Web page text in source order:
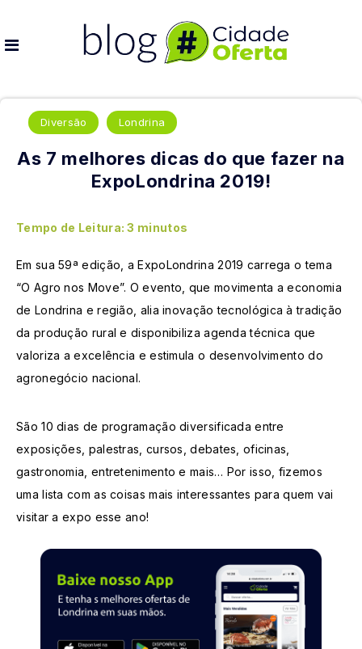
Diversão Londrina
As 7 melhores dicas do que fazer na
ExpoLondrina 2019!
Tempo de Leitura: 3 minutos
Em sua 59ª edição, a ExpoLondrina 2019 carrega o tema
“O Agro nos Move”. O evento, que movimenta a economia
de Londrina e região, alia inovação tecnológica à tradição
da produção rural e disponibiliza agenda técnica que
valoriza a excelência e estimula o desenvolvimento do
agronegócio nacional.
São 10 dias de programação diversificada entre
exposições, palestras, cursos, debates, oficinas,
gastronomia, entretenimento e mais… Por isso, fizemos
uma lista com as coisas mais interessantes para quem vai
visitar a expo esse ano!